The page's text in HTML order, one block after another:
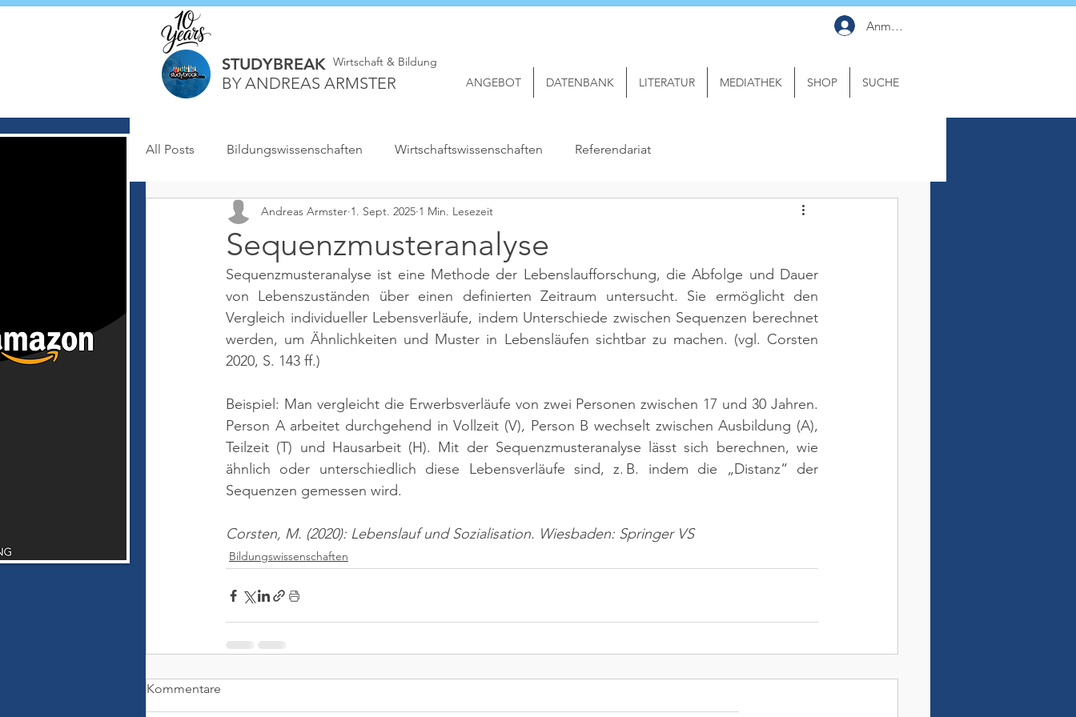
STUDYBREAK
BY ANDREAS ARMSTER
Wirtschaft & Bildung
Anmelden
ANGEBOT DATENBANK LITERATUR MEDIATHEK SHOP SUCHE
All Posts Bildungswissenschaften Wirtschaftswissenschaften Referendariat
Sequenzmusteranalyse
Andreas Armster 1. Sept. 2025 1 Min. Lesezeit
Sequenzmusteranalyse ist eine Methode der Lebenslaufforschung, die Abfolge und Dauer
von Lebenszuständen über einen definierten Zeitraum untersucht. Sie ermöglicht den
Vergleich individueller Lebensverläufe, indem Unterschiede zwischen Sequenzen berechnet
werden, um Ähnlichkeiten und Muster in Lebensläufen sichtbar zu machen. (vgl. Corsten
2020, S. 143 ff.)
Beispiel: Man vergleicht die Erwerbsverläufe von zwei Personen zwischen 17 und 30 Jahren.
Person A arbeitet durchgehend in Vollzeit (V), Person B wechselt zwischen Ausbildung (A),
Teilzeit (T) und Hausarbeit (H). Mit der Sequenzmusteranalyse lässt sich berechnen, wie
ähnlich oder unterschiedlich diese Lebensverläufe sind, z. B. indem die „Distanz“ der
Sequenzen gemessen wird.
Corsten, M. (2020): Lebenslauf und Sozialisation. Wiesbaden: Springer VS
Bildungswissenschaften
Kommentare